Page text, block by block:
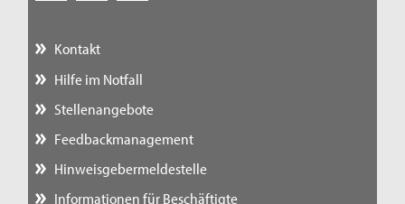
Kontakt
Hilfe im Notfall
Stellenangebote
Feedbackmanagement
Hinweisgebermeldestelle
Informationen für Beschäftigte